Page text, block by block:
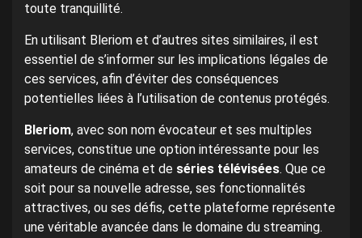
toute tranquillité.
En utilisant Bleriom et d’autres sites similaires, il est
essentiel de s’informer sur les implications légales de
ces services, afin d’éviter des conséquences
potentielles liées à l’utilisation de contenus protégés.
Bleriom, avec son nom évocateur et ses multiples
services, constitue une option intéressante pour les
amateurs de cinéma et de séries télévisées. Que ce
soit pour sa nouvelle adresse, ses fonctionnalités
attractives, ou ses défis, cette plateforme représente
une véritable avancée dans le domaine du streaming.